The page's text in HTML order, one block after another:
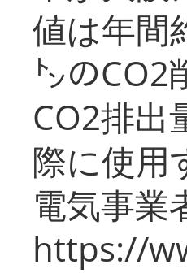
値は年間
㌧の
CO2排出
際に使用
電気事業
https://